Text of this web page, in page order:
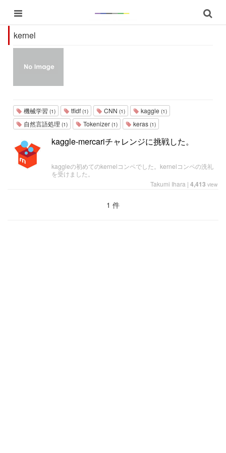
kernel
機械学習 (1) tfidf (1) CNN (1) kaggle (1)
自然言語処理 (1) Tokenizer (1) keras (1)
kaggle-mercariチャレンジに挑戦した。
kaggleの初めてのkernelコンペでした。kernelコンペの洗礼
を受けました。
Takumi Ihara | 4,413 view
1 件